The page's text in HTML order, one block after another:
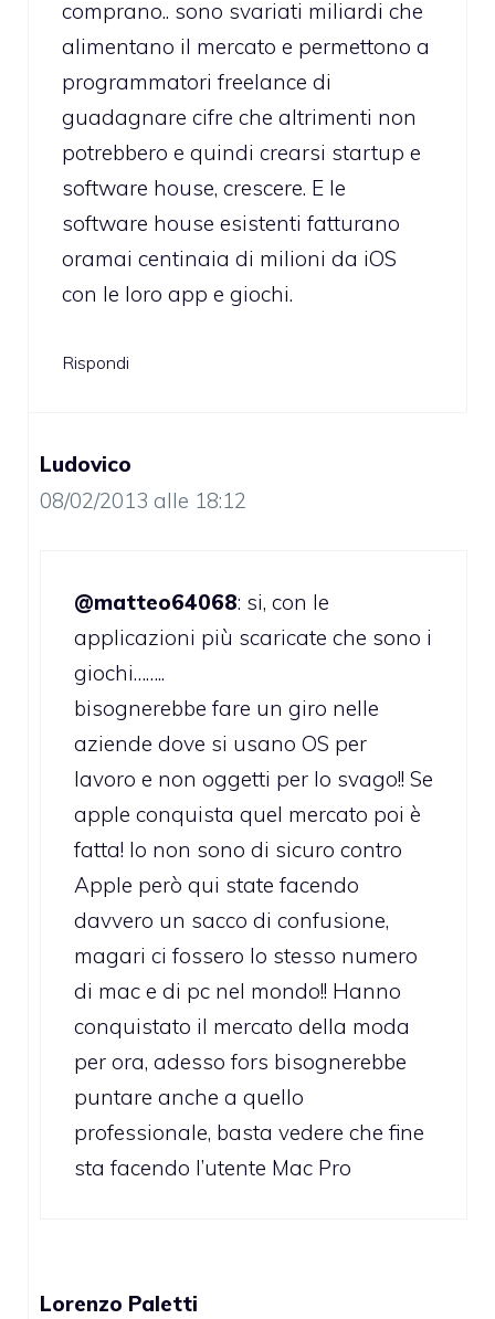
comprano.. sono svariati miliardi che
alimentano il mercato e permettono a
programmatori freelance di
guadagnare cifre che altrimenti non
potrebbero e quindi crearsi startup e
software house, crescere. E le
software house esistenti fatturano
oramai centinaia di milioni da iOS
con le loro app e giochi.
Rispondi
Ludovico
08/02/2013 alle 18:12
@matteo64068: si, con le
applicazioni più scaricate che sono i
giochi……..
bisognerebbe fare un giro nelle
aziende dove si usano OS per
lavoro e non oggetti per lo svago!! Se
apple conquista quel mercato poi è
fatta! Io non sono di sicuro contro
Apple però qui state facendo
davvero un sacco di confusione,
magari ci fossero lo stesso numero
di mac e di pc nel mondo!! Hanno
conquistato il mercato della moda
per ora, adesso fors bisognerebbe
puntare anche a quello
professionale, basta vedere che fine
sta facendo l’utente Mac Pro
Lorenzo Paletti